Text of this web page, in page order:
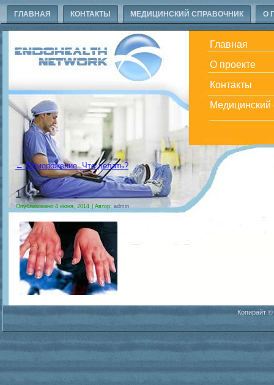
ГЛАВНАЯ КОНТАКТЫ МЕДИЦИНСКИЙ СПРАВОЧНИК О
Главная
О проекте
Контакты
Медицинский
←Обморожение. Что делать?
1
Опубликовано 4 июня, 2014|Автор: admin
Копирайт